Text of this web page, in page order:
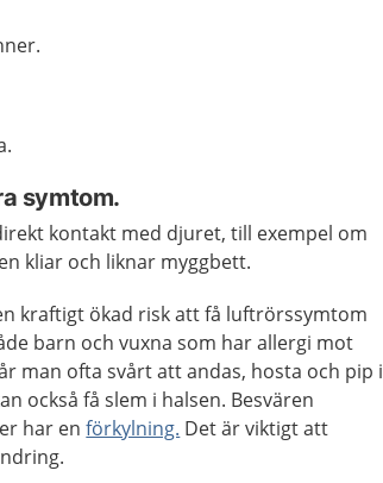
symtom.
kontakt med djuret, till exempel om
kliar och liknar myggbett.
kraftigt ökad risk att få luftrörssymtom
barn och vuxna som har allergi mot
man ofta svårt att andas, hosta och pip i
också få slem i halsen. Besvären
har enförkylning. Det är viktigt att